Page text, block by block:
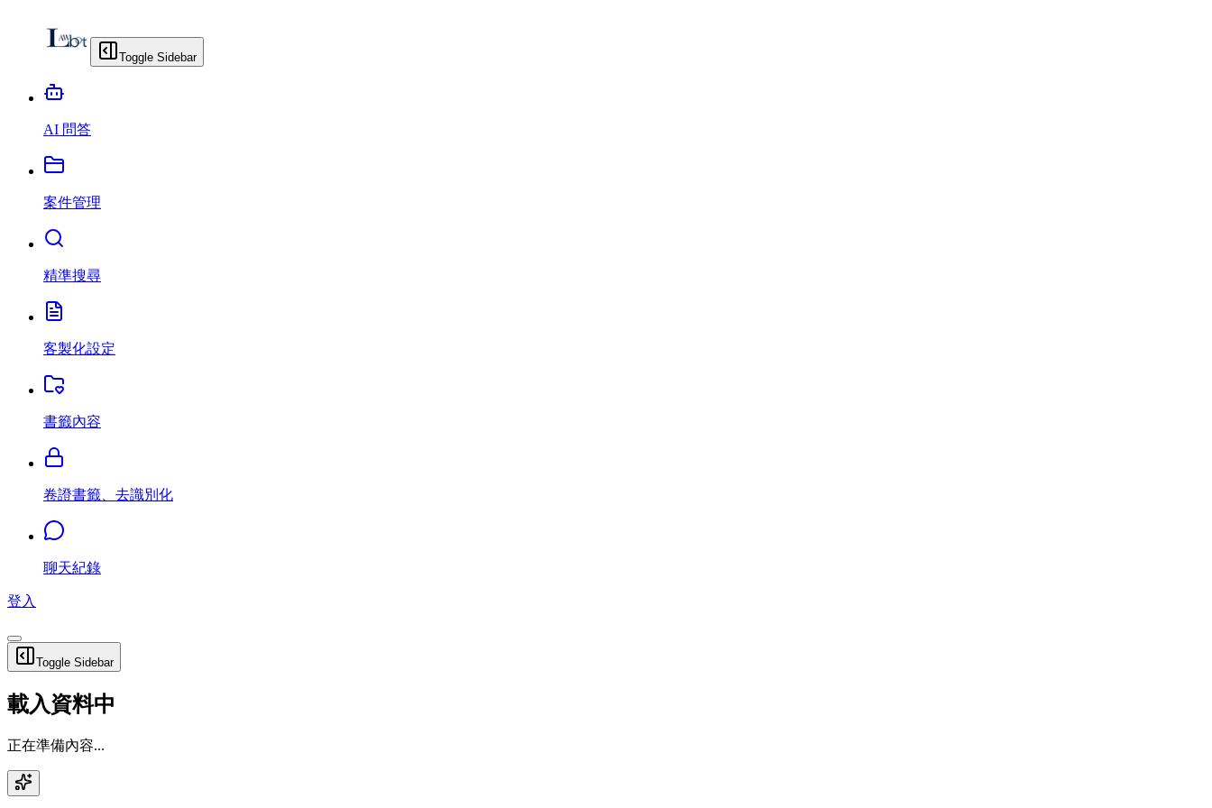
Toggle Sidebar
AI 問答
案件管理
精準搜尋
客製化設定
書籤內容
卷證書籤、去識別化
聊天紀錄
登入
Toggle Sidebar
載入資料中
正在準備內容...